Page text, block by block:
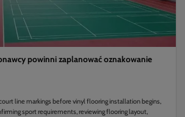
powinni zaplanować oznakowanie
line markings before vinyl flooring installation begins,
sport requirements, reviewing flooring layout,